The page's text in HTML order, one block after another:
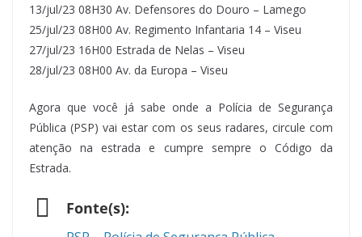
13/jul/23 08H30 Av. Defensores do Douro – Lamego
25/jul/23 08H00 Av. Regimento Infantaria 14 – Viseu
27/jul/23 16H00 Estrada de Nelas – Viseu
28/jul/23 08H00 Av. da Europa – Viseu
Agora que você já sabe onde a Polícia de Segurança
Pública (PSP) vai estar com os seus radares, circule com
atenção na estrada e cumpre sempre o Código da
Estrada.
Fonte(s):